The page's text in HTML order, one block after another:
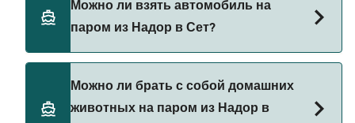
пароме из Надор в Сет с
Можно ли взять автомобиль на
паром из Надор в Сет?
Можно ли брать с собой домашних
животных на паром из Надор в